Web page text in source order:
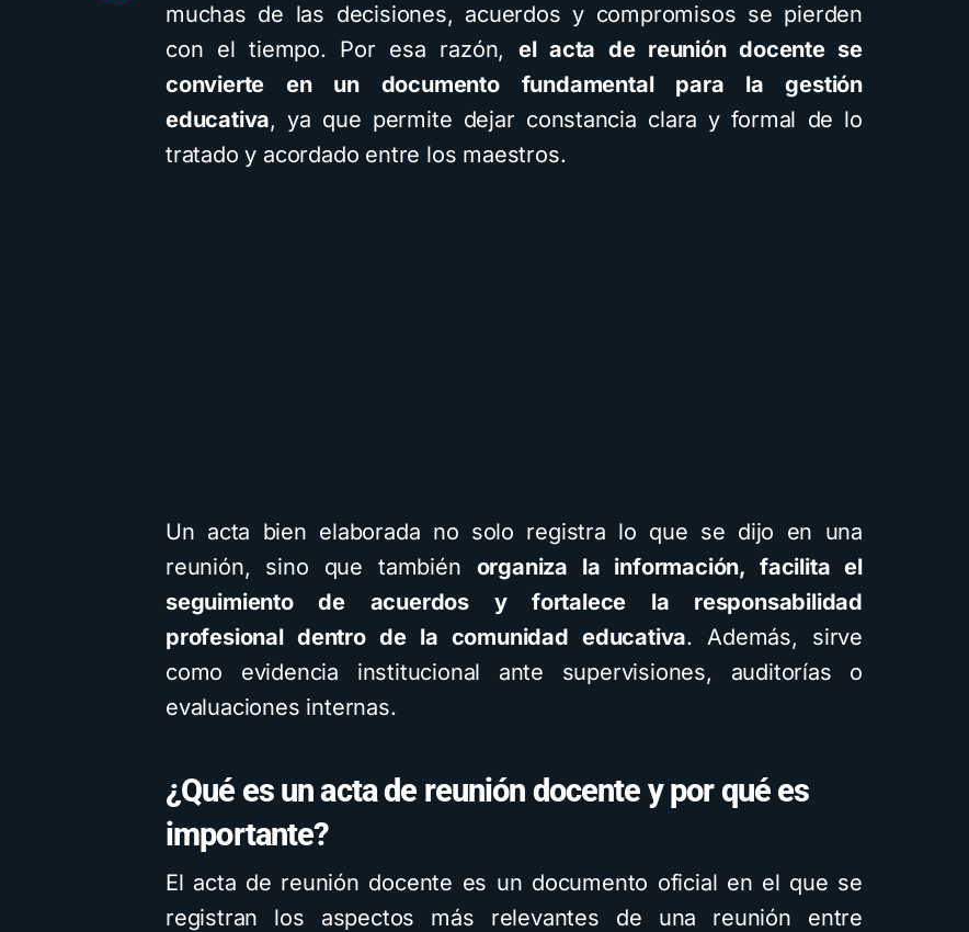
muchas de las decisiones, acuerdos y compromisos se pierden
con el tiempo. Por esa razón, el acta de reunión docente se
convierte en un documento fundamental para la gestión
educativa, ya que permite dejar constancia clara y formal de lo
tratado y acordado entre los maestros.
Un acta bien elaborada no solo registra lo que se dijo en una
reunión, sino que también organiza la información, facilita el
seguimiento de acuerdos y fortalece la responsabilidad
profesional dentro de la comunidad educativa. Además, sirve
como evidencia institucional ante supervisiones, auditorías o
evaluaciones internas.
¿Qué es un acta de reunión docente y por qué es
importante?
El acta de reunión docente es un documento oficial en el que se
registran los aspectos más relevantes de una reunión entre
Cuentos Descarga
Cómo crear cuentos
infantiles ilustrados con
inteligencia artificial
visuales: Descarga la